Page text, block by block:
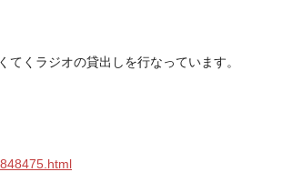
くラジオの貸出しを行なっています。